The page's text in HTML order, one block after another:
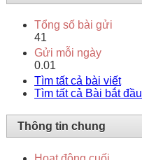
Tổng số bài gửi
41
Gửi mỗi ngày
0.01
Tìm tất cả bài viết
Tìm tất cả Bài bắt đầu
Thông tin chung